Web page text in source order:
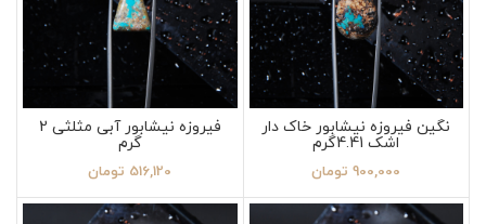
نگین فیروزه نیشابور خاک دار
اشک 4.41گرم
900,000 تومان
فیروزه نیشابور آبی مثلثی 2
گرم
516,120 تومان